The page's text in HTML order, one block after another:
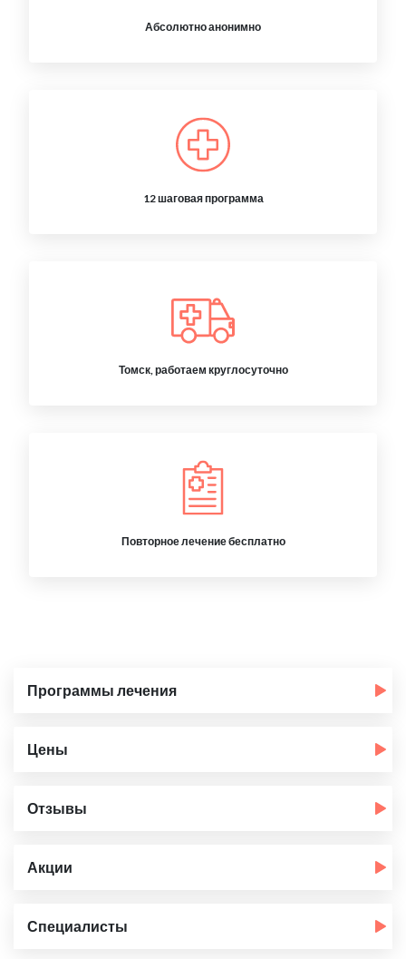
Абсолютно анонимно
12 шаговая программа
Томск, работаем круглосуточно
Повторное лечение бесплатно
Программы лечения
Цены
Отзывы
Акции
Специалисты